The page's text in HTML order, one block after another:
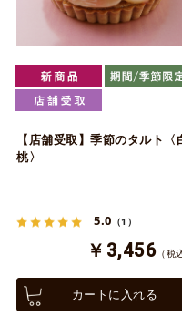
【店舗受取】季節のタルト〈
桃〉
5.0 （1）
￥3,456 （税
カートに入れる